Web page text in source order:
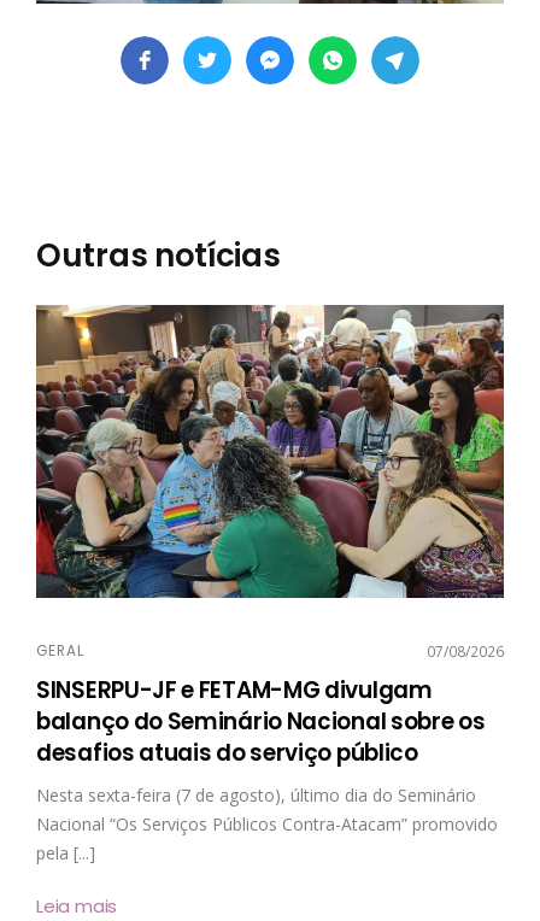
Outras notícias
GERAL 07/08/2026
SINSERPU-JF e FETAM-MG divulgam
balanço do Seminário Nacional sobre os
desafios atuais do serviço público
Nesta sexta-feira (7 de agosto), último dia do Seminário
Nacional “Os Serviços Públicos Contra-Atacam” promovido
pela [...]
Leia mais